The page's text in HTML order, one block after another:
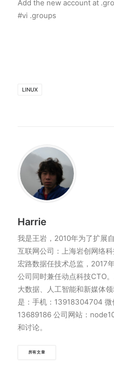
Add the new account at
#vi .groups
LINUX
Harrie
我是王岩，2010年为了扩展
互联网公司：上海岩创网络
宏路数据任技术总监，2017
公司同时兼任动点科技CTO
大数据、人工智能和新媒体
是：手机：13918304704 微
13689186 公司网站：
和讨论。
所有文章